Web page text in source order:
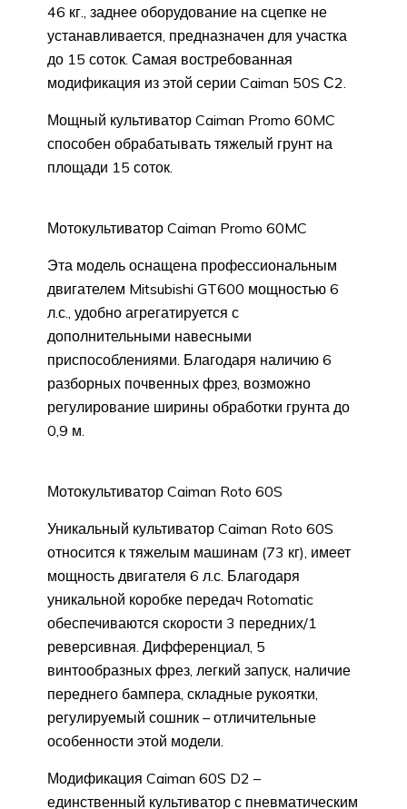
46 кг., заднее оборудование на сцепке не
устанавливается, предназначен для участка
до 15 соток. Самая востребованная
модификация из этой серии Caiman 50S С2.
Мощный культиватор Caiman Promo 60MC
способен обрабатывать тяжелый грунт на
площади 15 соток.
Мотокультиватор Caiman Promo 60MC
Эта модель оснащена профессиональным
двигателем Mitsubishi GT600 мощностью 6
л.с., удобно агрегатируется с
дополнительными навесными
приспособлениями. Благодаря наличию 6
разборных почвенных фрез, возможно
регулирование ширины обработки грунта до
0,9 м.
Мотокультиватор Caiman Roto 60S
Уникальный культиватор Caiman Roto 60S
относится к тяжелым машинам (73 кг), имеет
мощность двигателя 6 л.с. Благодаря
уникальной коробке передач Rotomatic
обеспечиваются скорости 3 передних/1
реверсивная. Дифференциал, 5
винтообразных фрез, легкий запуск, наличие
переднего бампера, складные рукоятки,
регулируемый сошник – отличительные
особенности этой модели.
Модификация Caiman 60S D2 –
единственный культиватор с пневматическим